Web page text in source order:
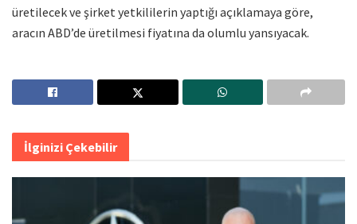
üretilecek ve şirket yetkililerin yaptığı açıklamaya göre,
aracın ABD’de üretilmesi fiyatına da olumlu yansıyacak.
İlginizi Çekebilir